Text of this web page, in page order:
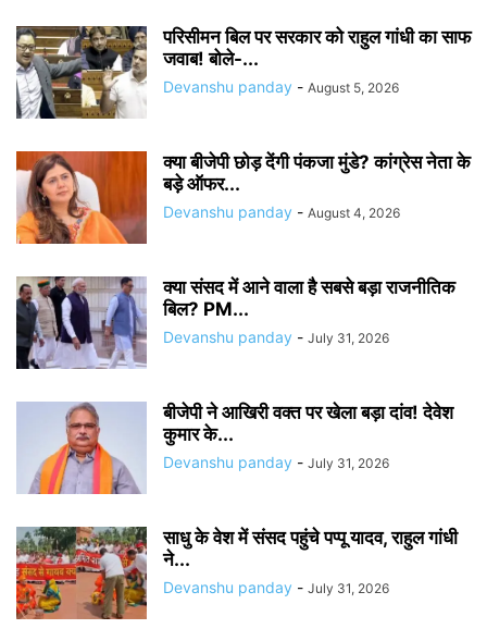
परिसीमन बिल पर सरकार को राहुल गांधी का साफ
जवाब! बोले-...
Devanshu panday - August 5, 2026
क्या बीजेपी छोड़ देंगी पंकजा मुंडे? कांग्रेस नेता के
बड़े ऑफर...
Devanshu panday - August 4, 2026
क्या संसद में आने वाला है सबसे बड़ा राजनीतिक
बिल? PM...
Devanshu panday - July 31, 2026
बीजेपी ने आखिरी वक्त पर खेला बड़ा दांव! देवेश
कुमार के...
Devanshu panday - July 31, 2026
साधु के वेश में संसद पहुंचे पप्पू यादव, राहुल गांधी
ने...
Devanshu panday - July 31, 2026